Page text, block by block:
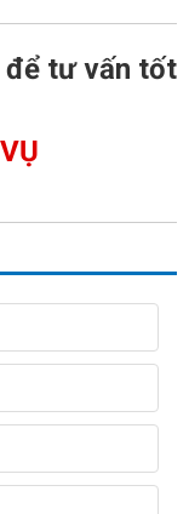
để tư vấn tốt